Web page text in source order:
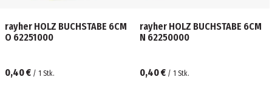
rayher HOLZ BUCHSTABE 6CM
O 62251000
0,40 € / 1 Stk.
rayher HOLZ BUCHSTABE 6CM
N 62250000
0,40 € / 1 Stk.